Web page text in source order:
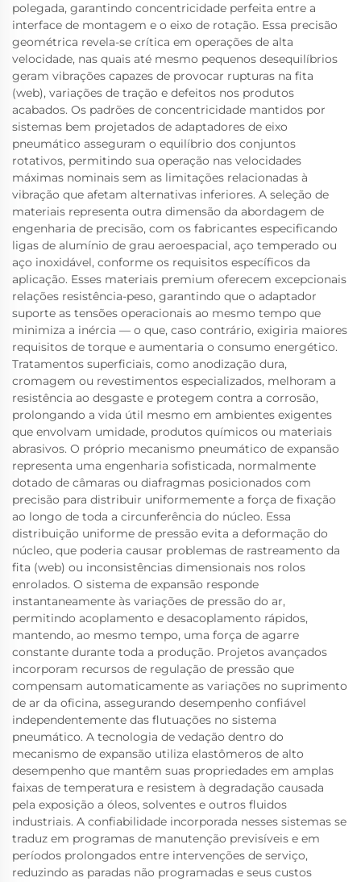
polegada, garantindo concentricidade perfeita entre a
interface de montagem e o eixo de rotação. Essa precisão
geométrica revela-se crítica em operações de alta
velocidade, nas quais até mesmo pequenos desequilíbrios
geram vibrações capazes de provocar rupturas na fita
(web), variações de tração e defeitos nos produtos
acabados. Os padrões de concentricidade mantidos por
sistemas bem projetados de adaptadores de eixo
pneumático asseguram o equilíbrio dos conjuntos
rotativos, permitindo sua operação nas velocidades
máximas nominais sem as limitações relacionadas à
vibração que afetam alternativas inferiores. A seleção de
materiais representa outra dimensão da abordagem de
engenharia de precisão, com os fabricantes especificando
ligas de alumínio de grau aeroespacial, aço temperado ou
aço inoxidável, conforme os requisitos específicos da
aplicação. Esses materiais premium oferecem excepcionais
relações resistência-peso, garantindo que o adaptador
suporte as tensões operacionais ao mesmo tempo que
minimiza a inércia — o que, caso contrário, exigiria maiores
requisitos de torque e aumentaria o consumo energético.
Tratamentos superficiais, como anodização dura,
cromagem ou revestimentos especializados, melhoram a
resistência ao desgaste e protegem contra a corrosão,
prolongando a vida útil mesmo em ambientes exigentes
que envolvam umidade, produtos químicos ou materiais
abrasivos. O próprio mecanismo pneumático de expansão
representa uma engenharia sofisticada, normalmente
dotado de câmaras ou diafragmas posicionados com
precisão para distribuir uniformemente a força de fixação
ao longo de toda a circunferência do núcleo. Essa
distribuição uniforme de pressão evita a deformação do
núcleo, que poderia causar problemas de rastreamento da
fita (web) ou inconsistências dimensionais nos rolos
enrolados. O sistema de expansão responde
instantaneamente às variações de pressão do ar,
permitindo acoplamento e desacoplamento rápidos,
mantendo, ao mesmo tempo, uma força de agarre
constante durante toda a produção. Projetos avançados
incorporam recursos de regulação de pressão que
compensam automaticamente as variações no suprimento
de ar da oficina, assegurando desempenho confiável
independentemente das flutuações no sistema
pneumático. A tecnologia de vedação dentro do
mecanismo de expansão utiliza elastômeros de alto
desempenho que mantêm suas propriedades em amplas
faixas de temperatura e resistem à degradação causada
pela exposição a óleos, solventes e outros fluidos
industriais. A confiabilidade incorporada nesses sistemas se
traduz em programas de manutenção previsíveis e em
períodos prolongados entre intervenções de serviço,
reduzindo as paradas não programadas e seus custos